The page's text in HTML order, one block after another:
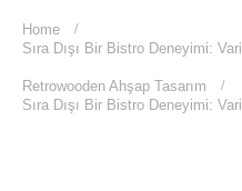
Home
Sıra Dışı Bir Bistro Deneyimi:
Retrowooden Ahşap Tasarım
Sıra Dışı Bir Bistro Deneyimi: